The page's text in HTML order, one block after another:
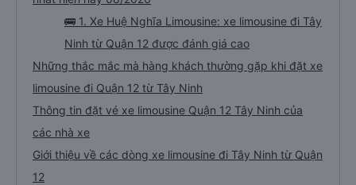
🚌 1. Xe Huệ Nghĩa Limousine: xe limousine đi Tây
Ninh từ Quận 12 được đánh giá cao
Những thắc mắc mà hàng khách thường gặp khi đặt xe
limousine đi Quận 12 từ Tây Ninh
Thông tin đặt vé xe limousine Quận 12 Tây Ninh của
các nhà xe
Giới thiệu về các dòng xe limousine đi Tây Ninh từ Quận
12